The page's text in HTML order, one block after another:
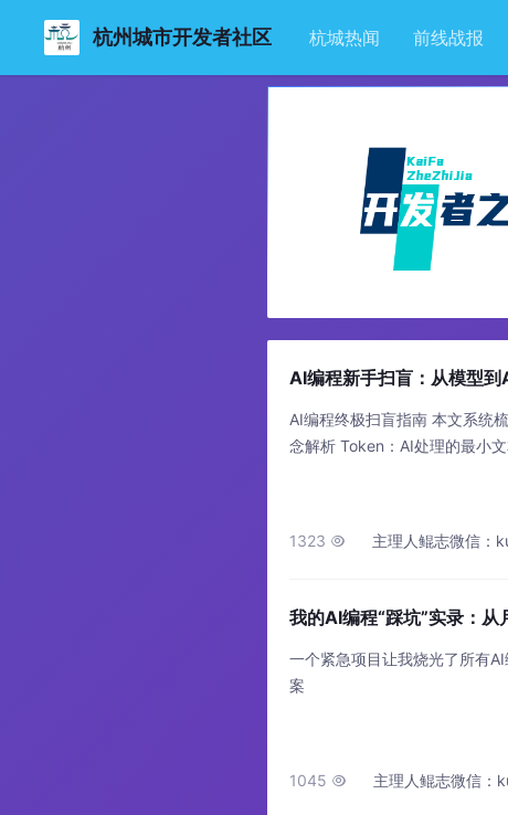
杭州城市开发者社区 杭城热闻 前线战报
AI编程新手扫盲：从模型
AI编程终极扫盲指南 本文系统
念解析 Token：AI处理的最小
1323  主理人鲲志微信：
我的AI编程“踩坑”实录：
一个紧急项目让我烧光了所有
案
1045  主理人鲲志微信